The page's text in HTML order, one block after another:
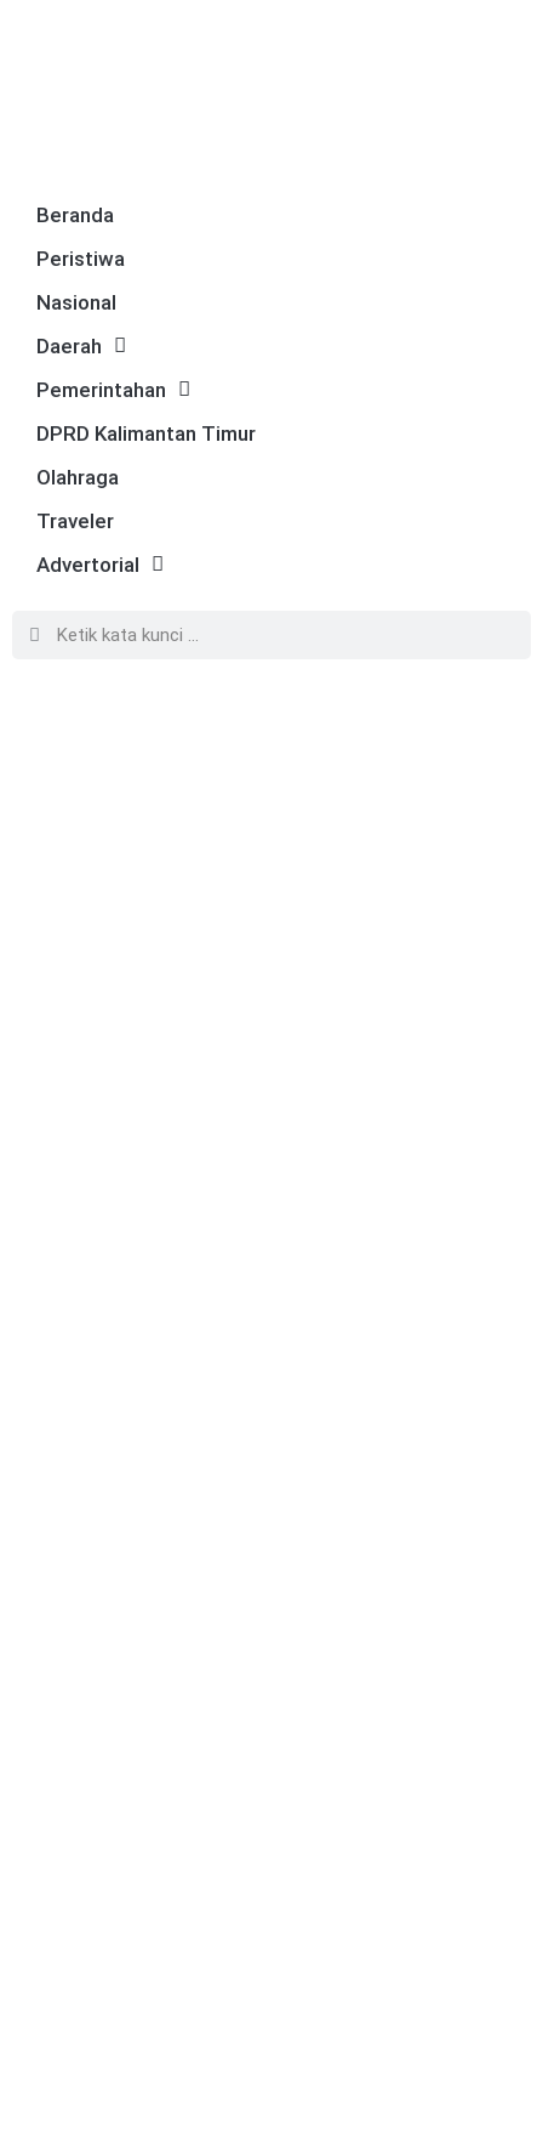
Beranda
Peristiwa
Nasional
Daerah
Pemerintahan
DPRD Kalimantan Timur
Olahraga
Traveler
Advertorial